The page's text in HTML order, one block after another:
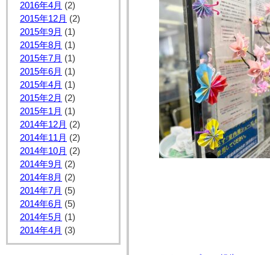
2016年4月 (2)
2015年12月 (2)
2015年9月 (1)
2015年8月 (1)
2015年7月 (1)
2015年6月 (1)
2015年4月 (1)
2015年2月 (2)
2015年1月 (1)
2014年12月 (2)
2014年11月 (2)
2014年10月 (2)
2014年9月 (2)
2014年8月 (2)
2014年7月 (5)
2014年6月 (5)
2014年5月 (1)
2014年4月 (3)